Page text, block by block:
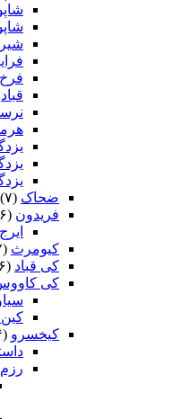
قباد
ضحاک (۷)
فریدون (۲۶)
ایرج
کیومرث (۲)
کی قباد (۶)
کی
کیخسرو (۲۵۴)
رزم